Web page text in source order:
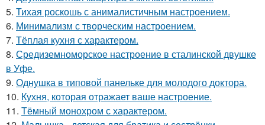
5. Тихая роскошь с анималистичным настроением.
6. Минимализм с творческим настроением.
7. Тёплая кухня с характером.
8. Средиземноморское настроение в сталинской двушке
в Уфе.
9. Однушка в типовой панельке для молодого доктора.
10. Кухня, которая отражает ваше настроение.
11. Тёмный монохром с характером.